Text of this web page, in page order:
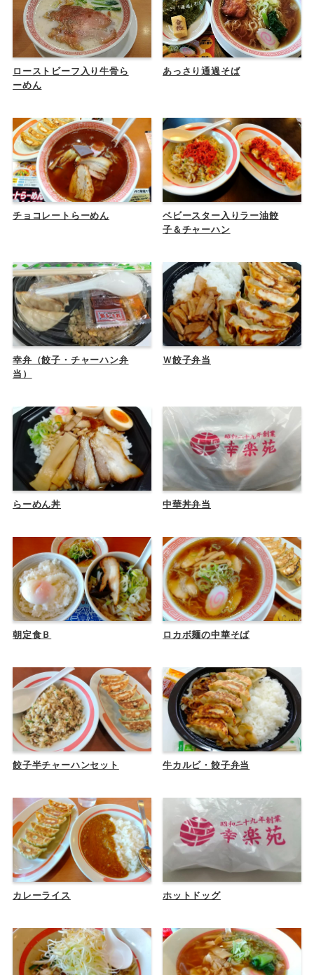
ローストビーフ入り牛骨ら
ーめん
あっさり通過そば
チョコレートらーめん
ベビースター入りラー油餃
子＆チャーハン
幸弁（餃子・チャーハン弁
当）
Ｗ餃子弁当
らーめん丼 中華丼弁当
朝定食Ｂ ロカボ麺の中華そば
餃子半チャーハンセット 牛カルビ・餃子弁当
カレーライス ホットドッグ